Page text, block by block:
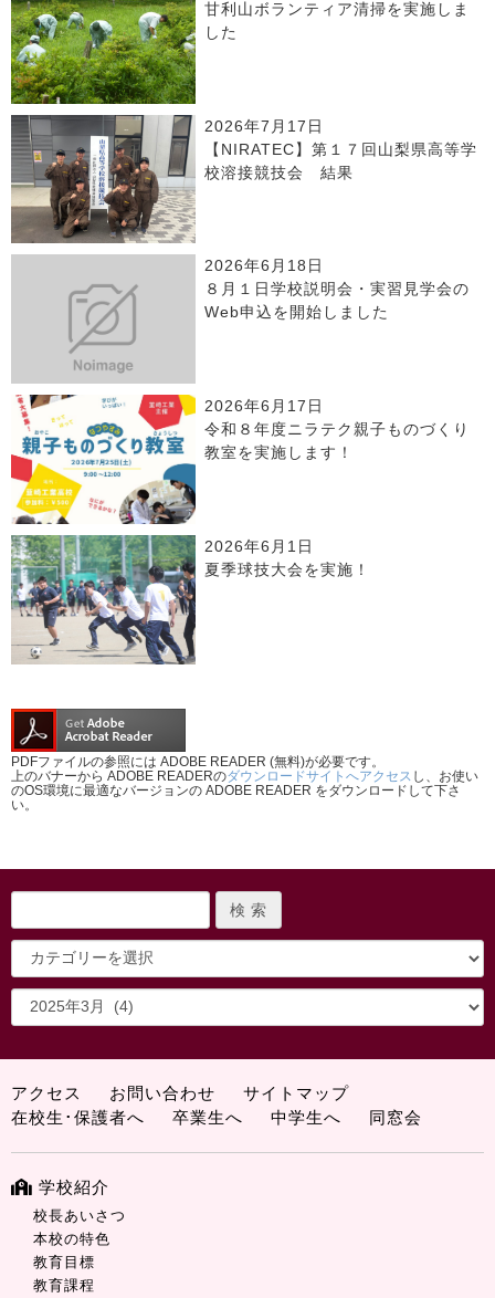
甘利山ボランティア清掃を実施しま
した
2026年7月17日
【NIRATEC】第１７回山梨県高等学
校溶接競技会 結果
2026年6月18日
８月１日学校説明会・実習見学会の
Web申込を開始しました
2026年6月17日
令和８年度ニラテク親子ものづくり
教室を実施します！
2026年6月1日
夏季球技大会を実施！
PDFファイルの参照には ADOBE READER (無料)が必要です。
上のバナーから ADOBE READERのダウンロードサイトへアクセス し、お使い
のOS環境に最適なバージョンの ADOBE READER をダウンロードして下さ
い。
アクセス お問い合わせ
サイトマップ
在校生･保護者へ
卒業生へ 中学生へ 同窓会
学校紹介
校長あいさつ
本校の特色
教育目標
教育課程